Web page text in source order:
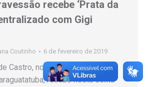
recebe ‘Prata da
com Gigi
Coutinho 6 de fevereiro de 2019
Castro, no bairro do Travessão,
recebe nesta sexta-